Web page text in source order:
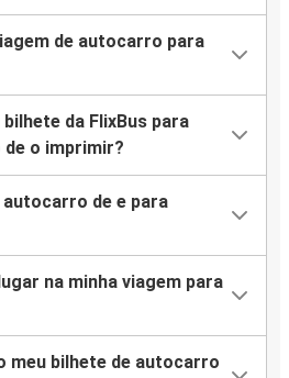
de autocarro para
da FlixBus para
de o imprimir?
de e para
na minha viagem para
meu bilhete de autocarro